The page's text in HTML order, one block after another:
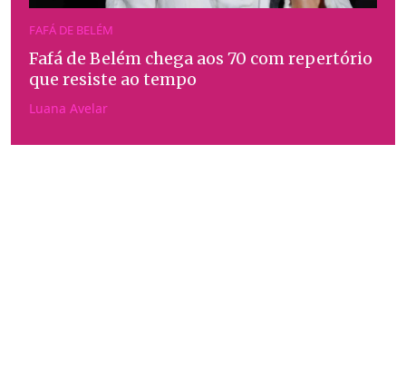
FAFÁ DE BELÉM
Fafá de Belém chega aos 70 com repertório
que resiste ao tempo
Luana Avelar